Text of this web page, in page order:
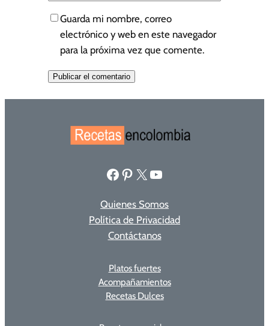
Guarda mi nombre, correo
electrónico y web en este navegador
para la próxima vez que comente.
Facebook Pinterest X YouTube
Quienes Somos
Política de Privacidad
Contáctanos
Platos fuertes
Acompañamientos
Recetas Dulces